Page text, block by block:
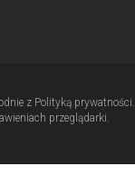
z Polityką prywatności.
przeglądarki.